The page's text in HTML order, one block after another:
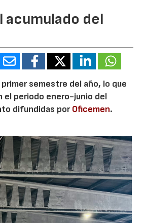
acumulado del
semestre del año, lo que
el periodo enero-junio del
difundidas porOficemen.